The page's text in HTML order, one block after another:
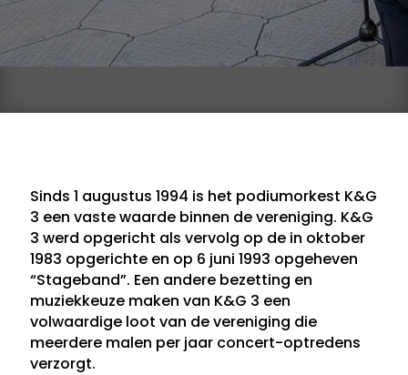
Sinds 1 augustus 1994 is het podiumorkest K&G
3 een vaste waarde binnen de vereniging. K&G
3 werd opgericht als vervolg op de in oktober
1983 opgerichte en op 6 juni 1993 opgeheven
“Stageband”. Een andere bezetting en
muziekkeuze maken van K&G 3 een
volwaardige loot van de vereniging die
meerdere malen per jaar concert-optredens
verzorgt.